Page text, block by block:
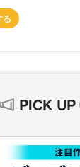
PICK UP